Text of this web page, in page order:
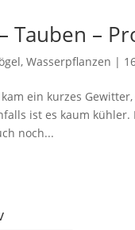
Tauben –
,Wasserpflanzen |
ein kurzes
ist es kaum
noch...